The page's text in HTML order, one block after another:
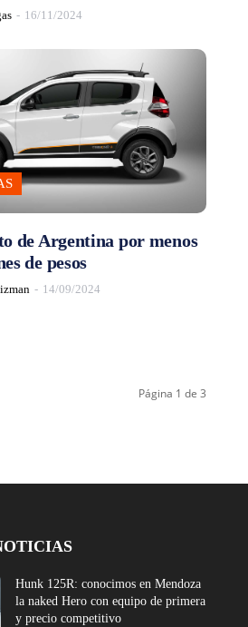
- 16/11/2024
de Argentina por menos
de pesos
- 14/09/2024
Página 1 de 3
Hunk 125R: conocimos en Mendoza
la naked Hero con equipo de primera
y precio competitivo